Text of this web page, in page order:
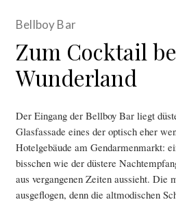
Bellboy Bar
Zum Cocktail
Wunderland
Der Eingang der Bellboy Bar liegt
Glasfassade eines der optisch eher
Hotelgebäude am Gendarmenmarkt:
bisschen wie der düstere
aus vergangenen Zeiten aussieht. Die
ausgeflogen, denn die altmodischen